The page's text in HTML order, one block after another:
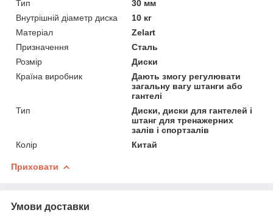
Тип
30 мм
Внутрішній діаметр диска
10 кг
Матеріал
Zelart
Призначення
Сталь
Розмір
Диски
Країна виробник
Дають змогу регулювати
загальну вагу штанги або
гантелі
Тип
Диски, диски для гантелей і
штанг для тренажерних
залів і спортзалів
Колір
Китай
Приховати
Умови доставки